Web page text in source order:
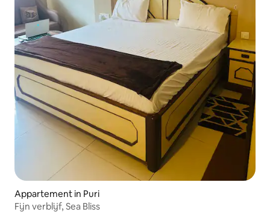
Appartement in Puri
Fijn verblijf, Sea Bliss